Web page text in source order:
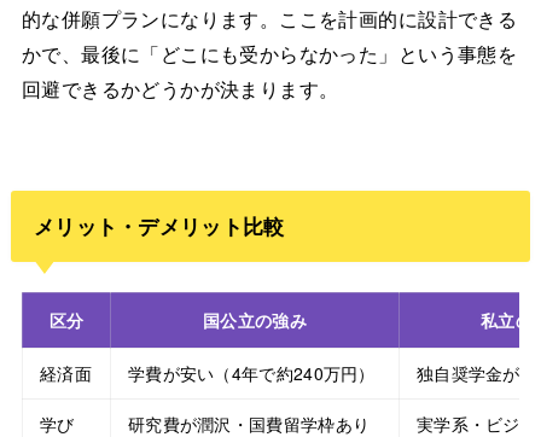
的な併願プランになります。ここを計画的に設計できる
かで、最後に「どこにも受からなかった」という事態を
回避できるかどうかが決まります。
メリット・デメリット比較
区分 国公立の強み 私立の
経済面 学費が安い（4年で約240万円） 独自奨学金が
学び 研究費が潤沢・国費留学枠あり 実学系・ビジ